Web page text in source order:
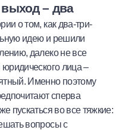
выход – два
о том, как два-три-
идею и решили
далеко не все
лица –
Именно поэтому
сперва
пускаться во все тяжкие:
вопросы с